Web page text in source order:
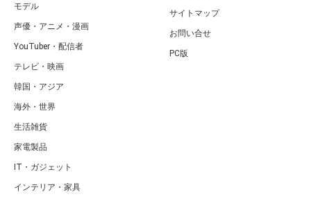
モデル
声優・アニメ・漫画
YouTuber・配信者
テレビ・映画
韓国・アジア
海外・世界
生活雑貨
家電製品
IT・ガジェット
インテリア・家具
サイトマップ
お問い合せ
PC版